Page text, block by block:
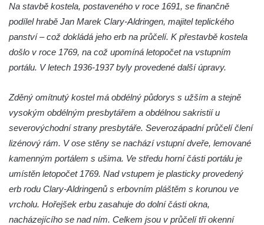
Křížová cesta Římov – X. kaple – U
Cedronu
Křížová cesta Římov – IX. kaple – U
chromého žida
Křížová cesta Římov – VII. kaple – Políbení
Jidášovo
Křížová cesta Římov – VI. kaple – Olivetská
hora (Getsemanská zahrada)
Křížová cesta Římov – V. kaple – Smutná
duše
Křížová cesta Římov – IV. kaple – Pustá ves
Na stavbě kostela, postaveného v roce 1691, se finančně
podílel hrabě Jan Marek Clary-Aldringen, majitel teplického
panství – což dokládá jeho erb na průčelí. K přestavbě kostela
došlo v roce 1769, na což upomíná letopočet na vstupním
portálu. V letech 1936-1937 byly provedené další úpravy.
Zděný omítnutý kostel má obdélný půdorys s užším a stejně
vysokým obdélným presbytářem a obdélnou sakristií u
severovýchodní strany presbytáře. Severozápadní průčelí člení
lizénový rám. V ose stěny se nachází vstupní dveře, lemované
kamenným portálem s ušima. Ve středu horní části portálu je
umístěn letopočet 1769. Nad vstupem je plasticky provedený
erb rodu Clary-Aldringenů s erbovním pláštěm s korunou ve
vrcholu. Hořejšek erbu zasahuje do dolní části okna,
nacházejícího se nad ním. Celkem jsou v průčelí tři okenní